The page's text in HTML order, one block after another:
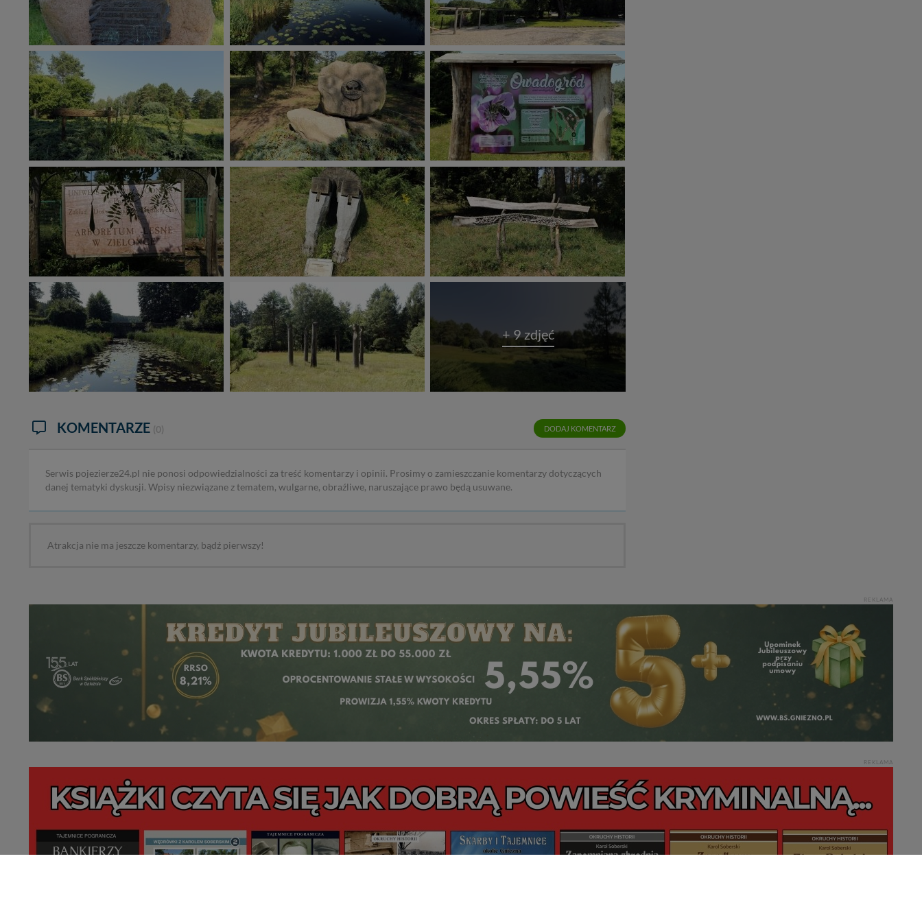
+ 9 zdjęć
KOMENTARZE (0) DODAJ KOMENTARZ
Serwis pojezierze24.pl nie ponosi odpowiedzialności za treść komentarzy i opinii. Prosimy o zamieszczanie komentarzy dotyczących
danej tematyki dyskusji. Wpisy niezwiązane z tematem, wulgarne, obraźliwe, naruszające prawo będą usuwane.
Atrakcja nie ma jeszcze komentarzy, bądź pierwszy!
REKLAMA
REKLAMA
Dziękujemy.
Pojezierze Gnieźnieńskie - odkrywaj i wypoczywaj... Pojezierze Gnieźnieńskie - na weekend, wycieczkę, wakacje...